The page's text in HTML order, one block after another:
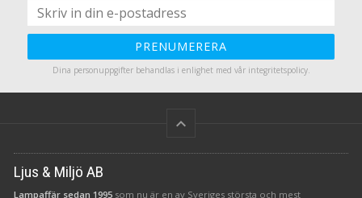
PRENUMERERA
Dina personuppgifter behandlas i enlighet med vår integritetspolicy.
keyboard_arrow_up
Ljus & Miljö AB
Lampaffär sedan 1995 som nu är en av Sveriges största och mest